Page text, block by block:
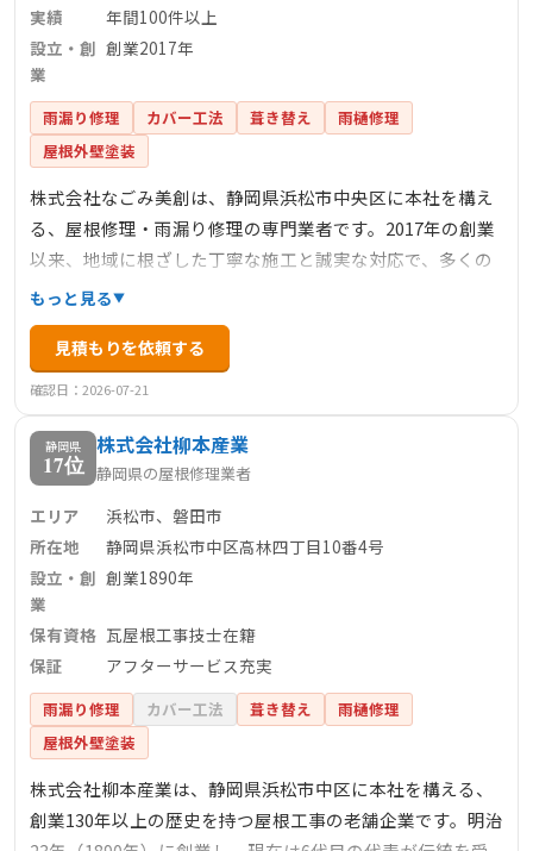
実績
年間100件以上
設立・創
業
創業2017年
雨漏り修理 カバー工法 葺き替え
雨樋修理
屋根外壁塗装
株式会社なごみ美創は、静岡県浜松市中央区に本社を構え
る、屋根修理・雨漏り修理の専門業者です。2017年の創業
以来、地域に根ざした丁寧な施工と誠実な対応で、多くの
顧客から信頼を得ています。屋根工事や雨漏り修理、外壁
塗装、内装リフォーム、外構工事などを一貫して自社施工
で行い、年間100件以上の施工実績を誇ります。また、浜松
市初の屋根工事専門ショールームを開設し、施工事例や屋
根材の展示、遮熱塗料の体験コーナーなどを通じて、顧客
にわかりやすい提案を行っています。静岡県知事許可を取
得し、施工後のアフターサービスも充実しており、安心し
て任せられる地元密着型の信頼企業です。
もっと見る
見積もりを依頼する
確認日：2026-07-21
静岡県
17位
株式会社柳本産業
静岡県の屋根修理業者
エリア
浜松市、磐田市
所在地
静岡県浜松市中区高林四丁目10番4号
設立・創
業
創業1890年
保有資格 瓦屋根工事技士在籍
保証
アフターサービス充実
雨漏り修理 カバー工法 葺き替え
雨樋修理
屋根外壁塗装
株式会社柳本産業は、静岡県浜松市中区に本社を構える、
創業130年以上の歴史を持つ屋根工事の老舗企業です。明治